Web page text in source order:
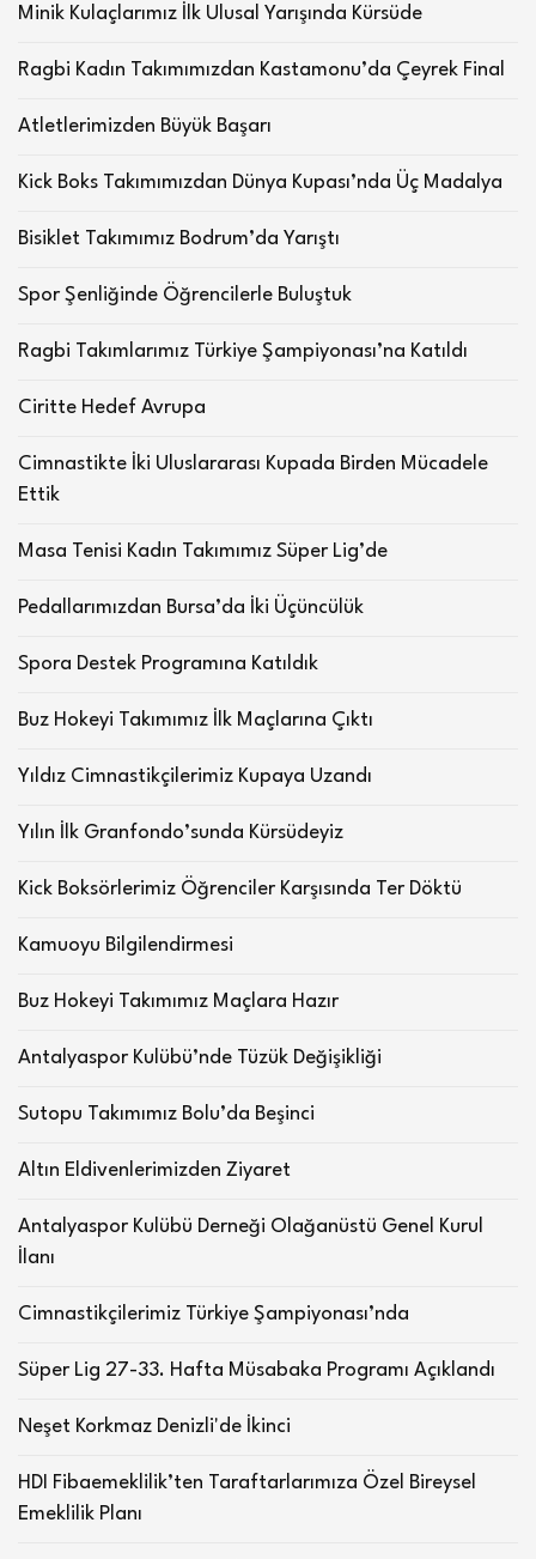
Minik Kulaçlarımız İlk Ulusal Yarışında Kürsüde
Ragbi Kadın Takımımızdan Kastamonu’da Çeyrek Final
Atletlerimizden Büyük Başarı
Kick Boks Takımımızdan Dünya Kupası’nda Üç Madalya
Bisiklet Takımımız Bodrum’da Yarıştı
Spor Şenliğinde Öğrencilerle Buluştuk
Ragbi Takımlarımız Türkiye Şampiyonası’na Katıldı
Ciritte Hedef Avrupa
Cimnastikte İki Uluslararası Kupada Birden Mücadele
Ettik
Masa Tenisi Kadın Takımımız Süper Lig’de
Pedallarımızdan Bursa’da İki Üçüncülük
Spora Destek Programına Katıldık
Buz Hokeyi Takımımız İlk Maçlarına Çıktı
Yıldız Cimnastikçilerimiz Kupaya Uzandı
Yılın İlk Granfondo’sunda Kürsüdeyiz
Kick Boksörlerimiz Öğrenciler Karşısında Ter Döktü
Kamuoyu Bilgilendirmesi
Buz Hokeyi Takımımız Maçlara Hazır
Antalyaspor Kulübü’nde Tüzük Değişikliği
Sutopu Takımımız Bolu’da Beşinci
Altın Eldivenlerimizden Ziyaret
Antalyaspor Kulübü Derneği Olağanüstü Genel Kurul
İlanı
Cimnastikçilerimiz Türkiye Şampiyonası’nda
Süper Lig 27-33. Hafta Müsabaka Programı Açıklandı
Neşet Korkmaz Denizli'de İkinci
HDI Fibaemeklilik’ten Taraftarlarımıza Özel Bireysel
Emeklilik Planı